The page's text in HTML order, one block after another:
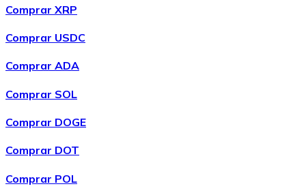
ComprarChainlink
LINK
ComprarWrapped Bitcoin
Comprar XRP
Comprar USDC
Comprar ADA
Comprar SOL
Comprar DOGE
Comprar DOT
Comprar POL